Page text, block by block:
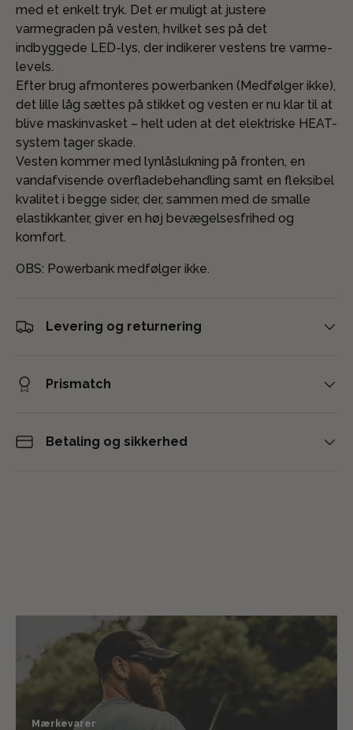
med et enkelt tryk. Det er muligt at justere
varmegraden på vesten, hvilket ses på det
indbyggede LED-lys, der indikerer vestens tre varme-
levels.
Efter brug afmonteres powerbanken (Medfølger ikke),
det lille låg sættes på stikket og vesten er nu klar til at
blive maskinvasket – helt uden at det elektriske HEAT-
system tager skade.
Vesten kommer med lynlåslukning på fronten, en
vandafvisende overfladebehandling samt en fleksibel
kvalitet i begge sider, der, sammen med de smalle
elastikkanter, giver en høj bevægelsesfrihed og
komfort.
OBS: Powerbank medfølger ikke.
Levering og returnering
Prismatch
Betaling og sikkerhed
Mærkevarer